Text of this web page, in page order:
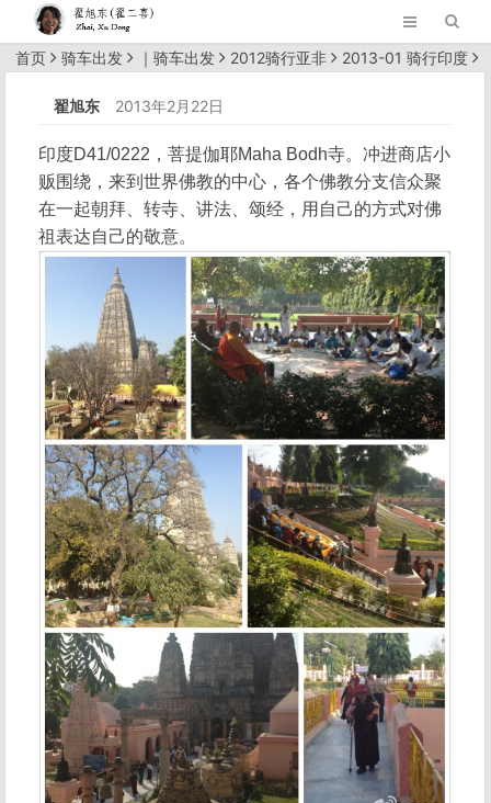
首页 骑车出发 ｜骑车出发 2012骑行亚非
2013-01 骑行印度
翟旭东
2013年2月22日
印度D41/0222，菩提伽耶Maha Bodh寺。冲进商店小
贩围绕，来到世界佛教的中心，各个佛教分支信众聚
在一起朝拜、转寺、讲法、颂经，用自己的方式对佛
祖表达自己的敬意。